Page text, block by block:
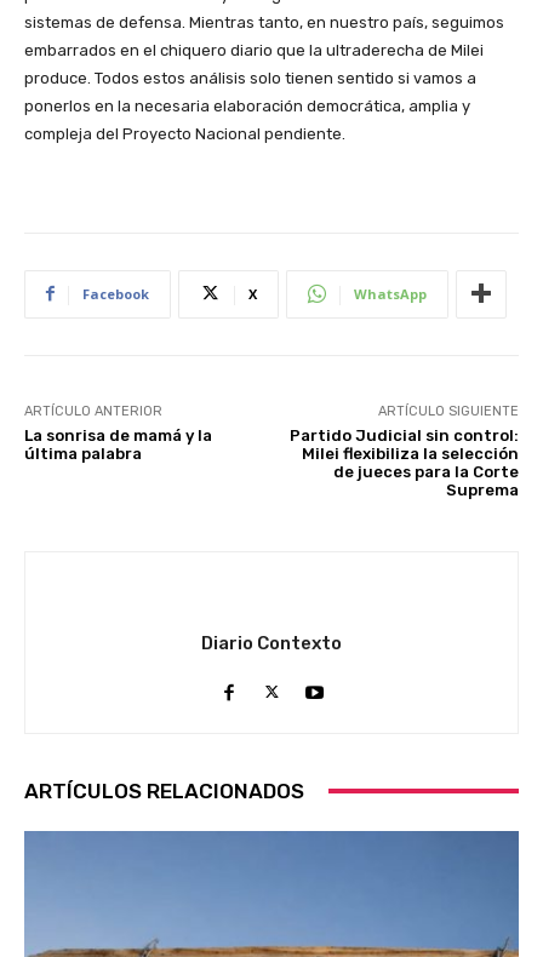
sistemas de defensa. Mientras tanto, en nuestro país, seguimos
embarrados en el chiquero diario que la ultraderecha de Milei
produce. Todos estos análisis solo tienen sentido si vamos a
ponerlos en la necesaria elaboración democrática, amplia y
compleja del Proyecto Nacional pendiente.
Facebook X WhatsApp
ARTÍCULO ANTERIOR
La sonrisa de mamá y la
última palabra
ARTÍCULO SIGUIENTE
Partido Judicial sin control:
Milei flexibiliza la selección
de jueces para la Corte
Suprema
Diario Contexto
ARTÍCULOS RELACIONADOS